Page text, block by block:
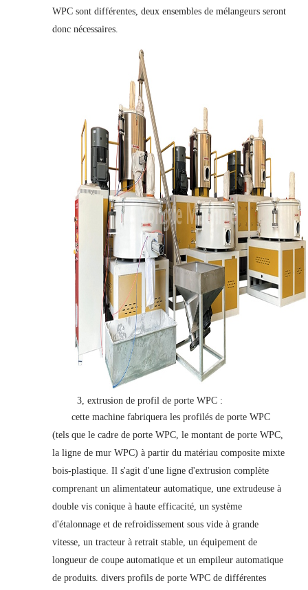
WPC sont différentes, deux ensembles de mélangeurs seront
donc nécessaires.
3, extrusion de profil de porte WPC :
cette machine fabriquera les profilés de porte WPC
(tels que le cadre de porte WPC, le montant de porte WPC,
la ligne de mur WPC) à partir du matériau composite mixte
bois-plastique. Il s'agit d'une ligne d'extrusion complète
comprenant un alimentateur automatique, une extrudeuse à
double vis conique à haute efficacité, un système
d'étalonnage et de refroidissement sous vide à grande
vitesse, un tracteur à retrait stable, un équipement de
longueur de coupe automatique et un empileur automatique
de produits. divers profils de porte WPC de différentes